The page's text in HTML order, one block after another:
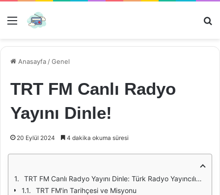
Menü
Anasayfa /Genel
TRT FM Canlı Radyo
Yayını Dinle!
20 Eylül 2024 4 dakika okuma süresi
TRT FM Canlı Radyo Yayını Dinle: Türk Radyo Yayıncılığının Önemli Bir Temsilcisi
TRT FM'in Tarihçesi ve Misyonu